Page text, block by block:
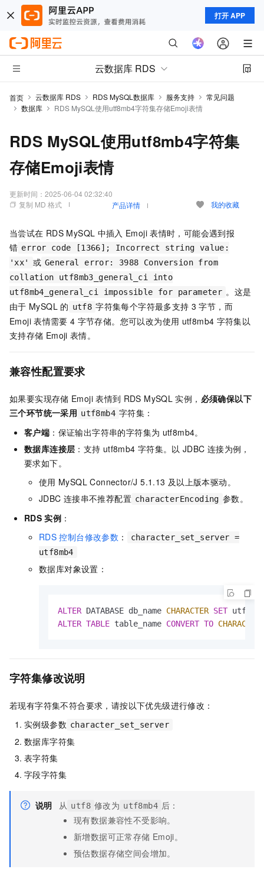
打开 APP
云数据库 RDS
首页 云数据库 RDS RDS MySQL数据库 服务支持
常见问题
数据库
RDS MySQL使用utf8mb4字符集存储Emoji表情
RDS MySQL使用utf8mb4字符集
存储Emoji表情
更新时间： 2025-06-04 02:32:40
复制 MD 格式
产品详情 我的收藏
当尝试在 RDS MySQL 中插入 Emoji 表情时，可能会遇到报
错 error code [1366]; Incorrect string value:
'xx'
或 General error: 3988 Conversion from
collation utf8mb3_general_ci into
utf8mb4_general_ci impossible for parameter 。这是
由于 MySQL 的 utf8 字符集每个字符最多支持 3 字节，而
Emoji 表情需要 4 字节存储。您可以改为使用 utf8mb4 字符集以
支持存储 Emoji 表情。
兼容性配置要求
如果要实现存储 Emoji 表情到 RDS MySQL 实例， 必须确保以下
三个环节统一采用 utf8mb4 字符集：
客户端 ：保证输出字符串的字符集为 utf8mb4。
数据库连接层 ：支持 utf8mb4 字符集。以 JDBC 连接为例，
要求如下。
使用 MySQL Connector/J 5.1.13 及以上版本驱动。
JDBC 连接串不推荐配置 characterEncoding 参数。
RDS 实例 ：
RDS 控制台修改参数 ：
character_set_server =
utf8mb4
数据库对象设置：
ALTER DATABASE db_name CHARACTER SET
ALTER TABLE table_name CONVERT TO CHARACTER
字符集修改说明
若现有字符集不符合要求，请按以下优先级进行修改：
实例级参数 character_set_server
数据库字符集
表字符集
字段字符集
说明 从 utf8 修改为 utf8mb4 后：
现有数据兼容性不受影响。
新增数据可正常存储 Emoji。
预估数据存储空间会增加。